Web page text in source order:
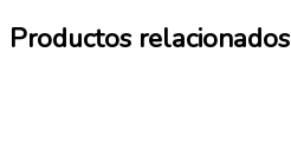
Productos relacionados